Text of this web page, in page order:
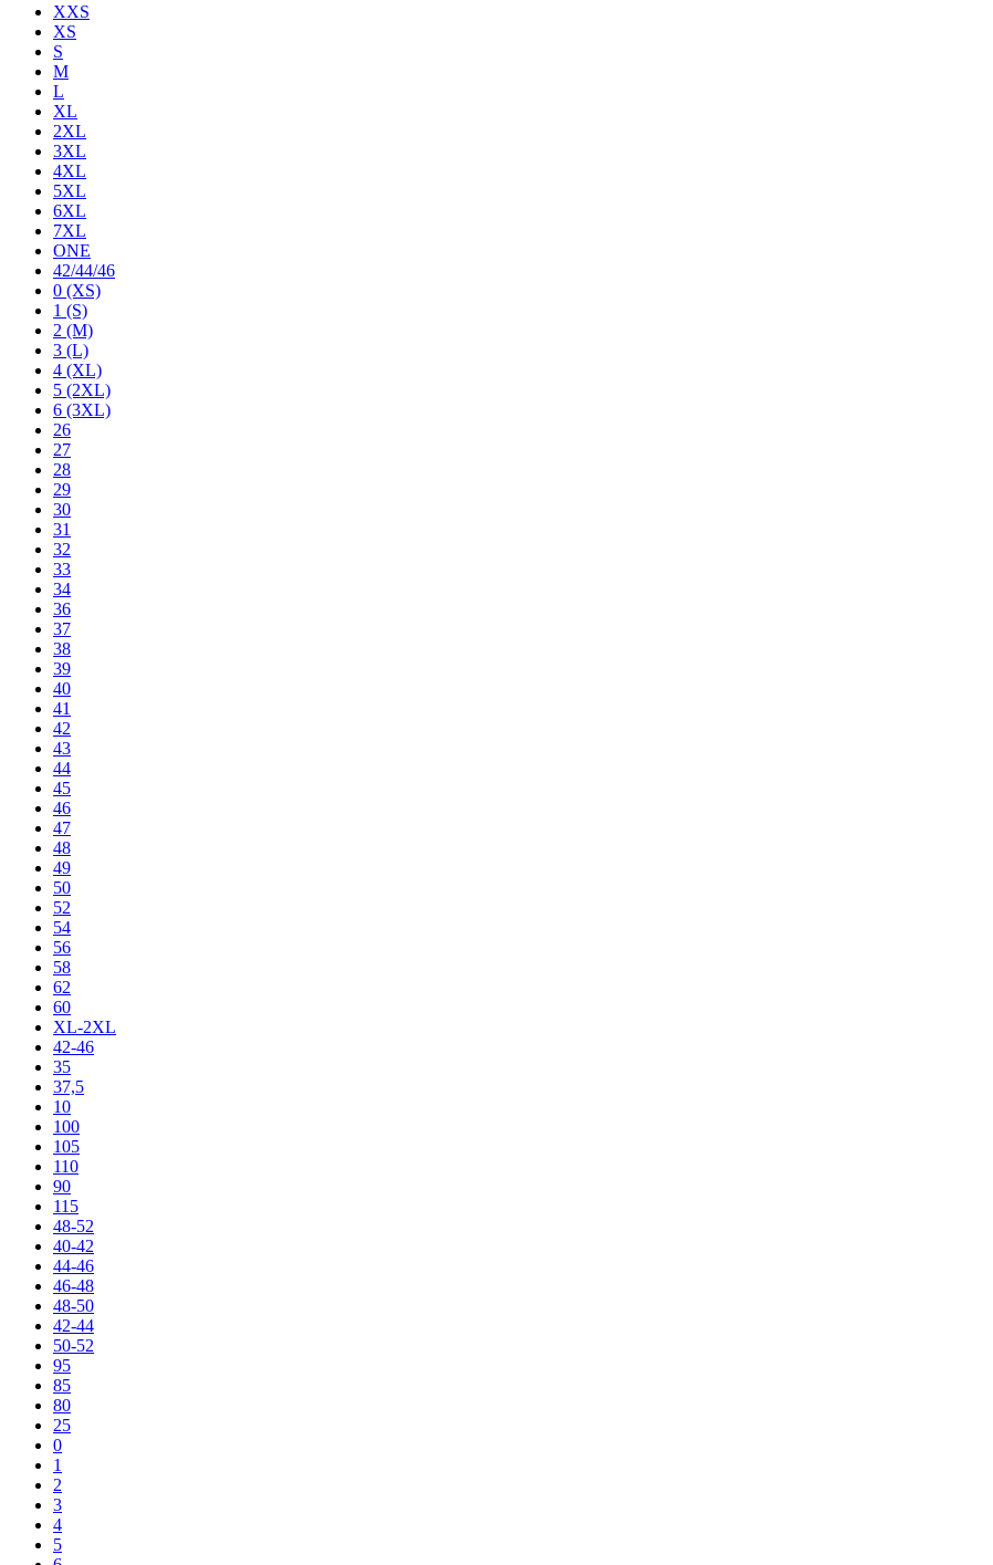
XXS
XS
S
M
L
XL
2XL
3XL
4XL
5XL
6XL
7XL
ONE
42/44/46
0 (XS)
1 (S)
2 (M)
3 (L)
4 (XL)
5 (2XL)
6 (3XL)
26
27
28
29
30
31
32
33
34
36
37
38
39
40
41
42
43
44
45
46
47
48
49
50
52
54
56
58
62
60
XL-2XL
42-46
35
37,5
10
100
105
110
90
115
48-52
40-42
44-46
46-48
48-50
42-44
50-52
95
85
80
25
0
1
2
3
4
5